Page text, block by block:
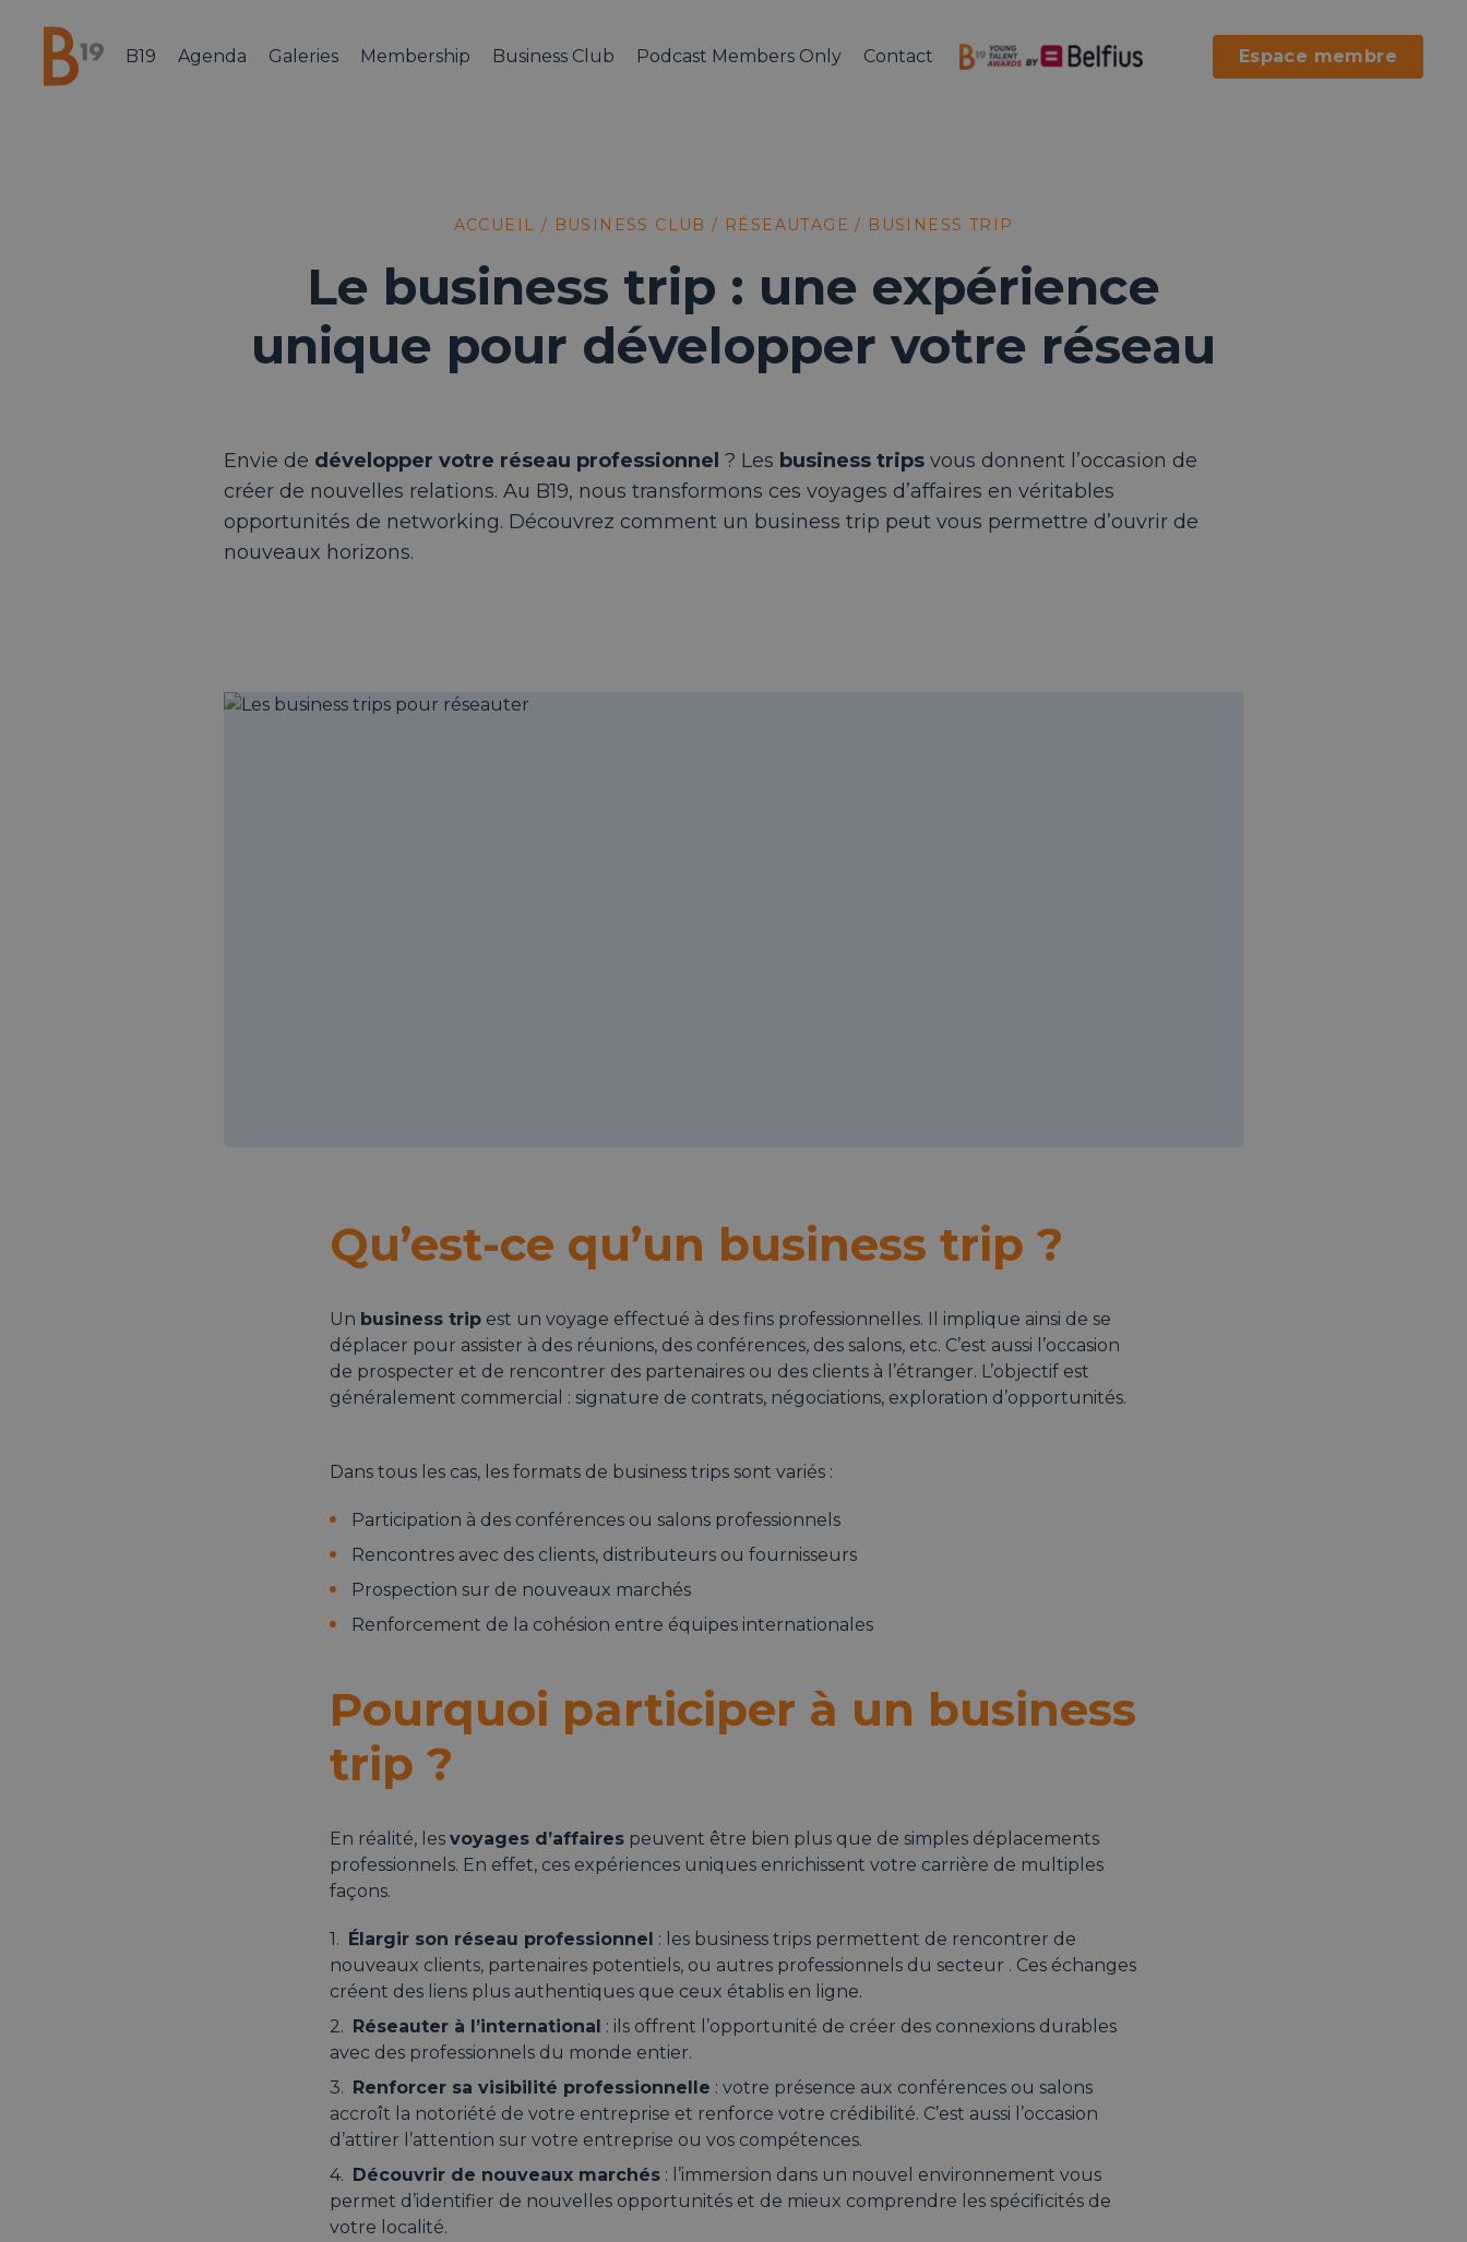
National Business Club & Networking
B19 Agenda Galeries Membership Business Club Podcast Members Only Contact Espace membre
ACCUEIL / BUSINESS CLUB / RÉSEAUTAGE / BUSINESS TRIP
Le business trip : une expérience
unique pour développer votre réseau
Envie de développer votre réseau professionnel ? Les business tripsvous donnent l’occasion de
créer de nouvelles relations. Au B19, nous transformons ces voyages d’affaires en véritables
opportunités de networking. Découvrez comment un business trip peut vous permettre d’ouvrir de
nouveaux horizons.
Qu’est-ce qu’un business trip ?
Un business tripest un voyage effectué à des fins professionnelles. Il implique ainsi de se
déplacer pour assister à des réunions, des conférences, des salons, etc. C’est aussi l’occasion
de prospecter et de rencontrer des partenaires ou des clients à l’étranger. L’objectif est
généralement commercial : signature de contrats, négociations, exploration d’opportunités.
Dans tous les cas, les formats de business trips sont variés :
Participation à des conférences ou salons professionnels
Rencontres avec des clients, distributeurs ou fournisseurs
Prospection sur de nouveaux marchés
Renforcement de la cohésion entre équipes internationales
Pourquoi participer à un business
trip ?
En réalité, les voyages d’affairespeuvent être bien plus que de simples déplacements
professionnels. En effet, ces expériences uniques enrichissent votre carrière de multiples
façons.
Élargir son réseau professionnel : les business trips permettent de rencontrer de
nouveaux clients, partenaires potentiels, ou autres professionnels du secteur . Ces échanges
créent des liens plus authentiques que ceux établis en ligne.
Réseauter à l’international : ils offrent l’opportunité de créer des connexions durables
avec des professionnels du monde entier.
Renforcer sa visibilité professionnelle : votre présence aux conférences ou salons
accroît la notoriété de votre entreprise et renforce votre crédibilité. C’est aussi l’occasion
d’attirer l’attention sur votre entreprise ou vos compétences.
Découvrir de nouveaux marchés: l’immersion dans un nouvel environnement vous
permet d’identifier de nouvelles opportunités et de mieux comprendre les spécificités de
votre localité.